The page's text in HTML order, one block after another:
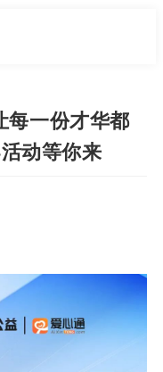
每一份才华都
动等你来